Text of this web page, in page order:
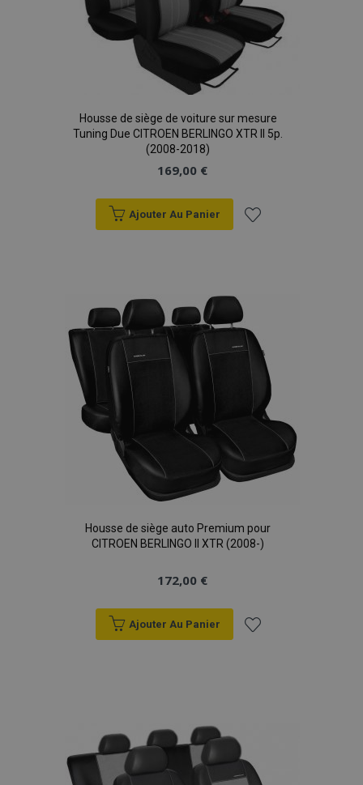
Housse de siège de voiture sur mesure
Tuning Due CITROEN BERLINGO XTR II 5p.
(2008-2018)
169,00 €
Ajouter Au Panier
liste
d'achats
Housse de siège auto Premium pour
CITROEN BERLINGO II XTR (2008-)
172,00 €
Ajouter Au Panier
d'achats